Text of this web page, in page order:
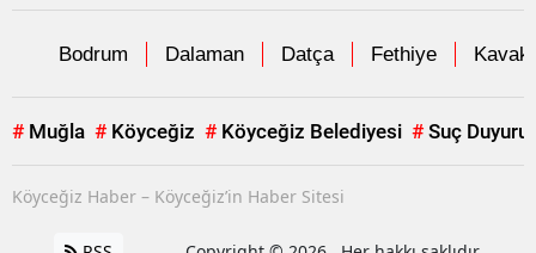
Bodrum Dalaman Datça Fethiye
# Muğla # Köyceğiz # Köyceğiz Belediyesi # Suç
Köyceğiz Haber – Köyceğiz’in Haber Sitesi